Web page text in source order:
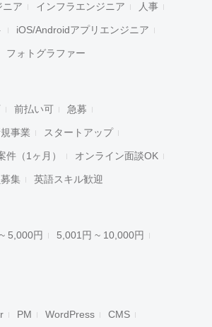
ニア インフラエンジニア 人事
iOS/Androidアプリエンジニア
フォトグラファー
前払い可 急募
事業 スタートアップ
件（1ヶ月） オンライン面談OK
集 英語スキル歓迎
5,000円 5,001円 ~ 10,000円
PM WordPress CMS